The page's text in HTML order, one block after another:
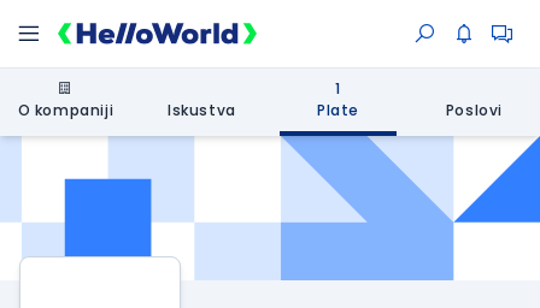
O kompaniji Iskustva
1
Plate
Poslovi